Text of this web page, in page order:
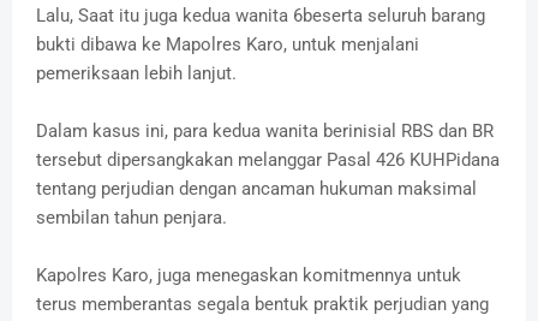
Lalu, Saat itu juga kedua wanita 6beserta seluruh barang
bukti dibawa ke Mapolres Karo, untuk menjalani
pemeriksaan lebih lanjut.
Dalam kasus ini, para kedua wanita berinisial RBS dan BR
tersebut dipersangkakan melanggar Pasal 426 KUHPidana
tentang perjudian dengan ancaman hukuman maksimal
sembilan tahun penjara.
Kapolres Karo, juga menegaskan komitmennya untuk
terus memberantas segala bentuk praktik perjudian yang